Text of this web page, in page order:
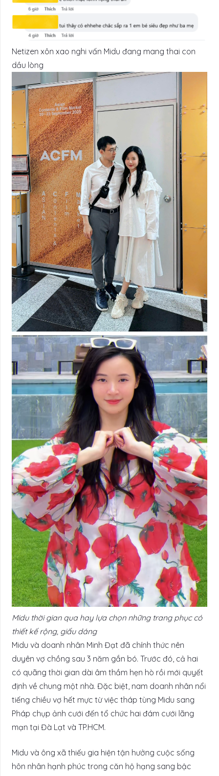
Netizen xôn xao nghi vấn Midu đang mang thai con
dầu lòng
Midu thời gian qua hay lựa chọn những trang phục có
thiết kế rộng, giấu dáng
Midu và doanh nhân Minh Đạt đã chính thức nên
duyên vợ chồng sau 3 năm gắn bó. Trước đó, cả hai
có quãng thời gian dài âm thầm hẹn hò rồi mới quyết
định về chung một nhà. Đặc biệt, nam doanh nhân nổi
tiếng chiều vợ hết mực từ việc tháp tùng Midu sang
Pháp chụp ảnh cưới đến tổ chức hai đám cưới lãng
mạn tại Đà Lạt và TP.HCM.
Midu và ông xã thiếu gia hiện tận hưởng cuộc sống
hôn nhân hạnh phúc trong căn hộ hạng sang bậc